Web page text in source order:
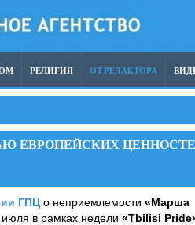
РЕЛИГИЯ ОТ РЕДАКТОРА
ЕВРОПЕЙСКИХ
ГПЦ о неприемлемости «Марша
в рамках недели «Tbilisi Pride